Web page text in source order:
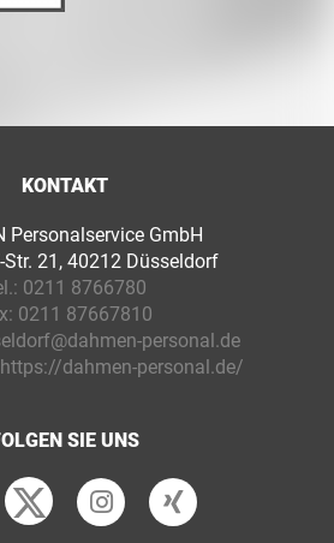
KONTAKT
Personalservice GmbH
21, 40212 Düsseldorf
0211 8766780
0211 87667810
personal.de
https://dahmen-personal.de/
SIE UNS